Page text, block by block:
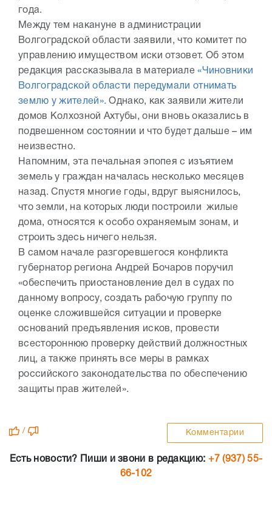
года.
Между тем накануне в администрации
Волгоградской области заявили, что комитет по
управлению имуществом иски отзовет. Об этом
редакция рассказывала в материале«Чиновники
Волгоградской области передумали отнимать
землю у жителей».Однако, как заявили жители
домов Колхозной Ахтубы, они вновь оказались в
подвешенном состоянии и что будет дальше – им
неизвестно.
Напомним, эта печальная эпопея с изъятием
земель у граждан началась несколько месяцев
назад. Спустя многие годы, вдруг выяснилось,
что земли, на которых люди построили жилые
дома, относятся к особо охраняемым зонам, и
строить здесь ничего нельзя.
В самом начале разгоревшегося конфликта
губернатор региона Андрей Бочаров поручил
«обеспечить приостановление дел в судах по
данному вопросу, создать рабочую группу по
оценке сложившейся ситуации и проверке
оснований предъявления исков, провести
всестороннюю проверку действий должностных
лиц, а также принять все меры в рамках
российского законодательства по обеспечению
защиты прав жителей».
/ Комментарии
Есть новости? Пиши и звони в редакцию: +7 (937) 55-
66-102